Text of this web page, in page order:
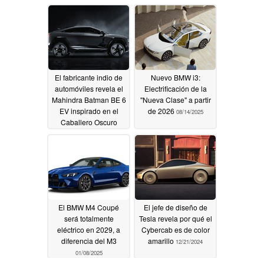
El fabricante indio de
automóviles revela el
Mahindra Batman BE 6
EV inspirado en el
Caballero Oscuro
Nuevo BMW i3:
Electrificación de la
"Nueva Clase" a partir
de 2026 08/14/2025
El BMW M4 Coupé
será totalmente
eléctrico en 2029, a
diferencia del M3
01/08/2025
El jefe de diseño de
Tesla revela por qué el
Cybercab es de color
amarillo 12/21/2024